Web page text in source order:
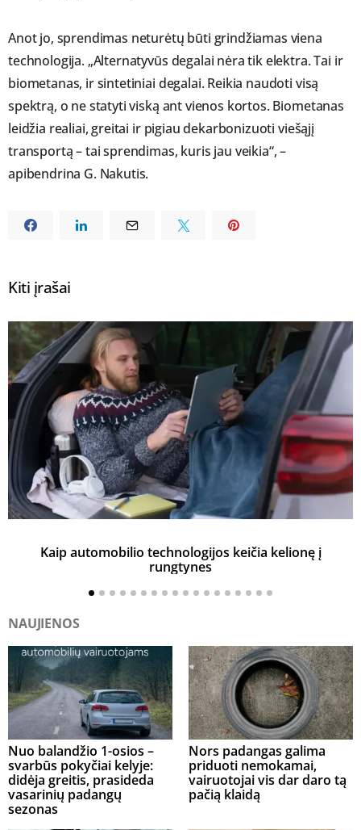
Anot jo, sprendimas neturėtų būti grindžiamas viena
technologija. „Alternatyvūs degalai nėra tik elektra. Tai ir
biometanas, ir sintetiniai degalai. Reikia naudoti visą
spektrą, o ne statyti viską ant vienos kortos. Biometanas
leidžia realiai, greitai ir pigiau dekarbonizuoti viešąjį
transportą – tai sprendimas, kuris jau veikia“, –
apibendrina G. Nakutis.
Kiti įrašai
Kaip automobilio technologijos keičia kelionę į
rungtynes
NAUJIENOS
Nuo balandžio 1-osios –
svarbūs pokyčiai kelyje:
didėja greitis, prasideda
vasarinių padangų
sezonas
Nors padangas galima
priduoti nemokamai,
vairuotojai vis dar daro tą
pačią klaidą